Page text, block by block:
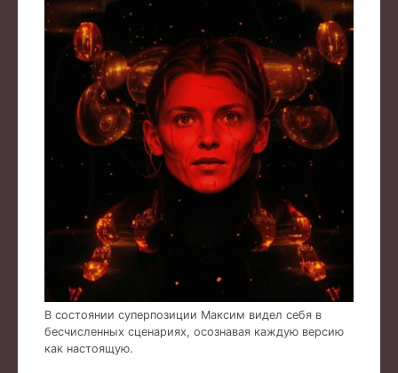
В состоянии суперпозиции Максим видел себя в
бесчисленных сценариях, осознавая каждую версию
как настоящую.